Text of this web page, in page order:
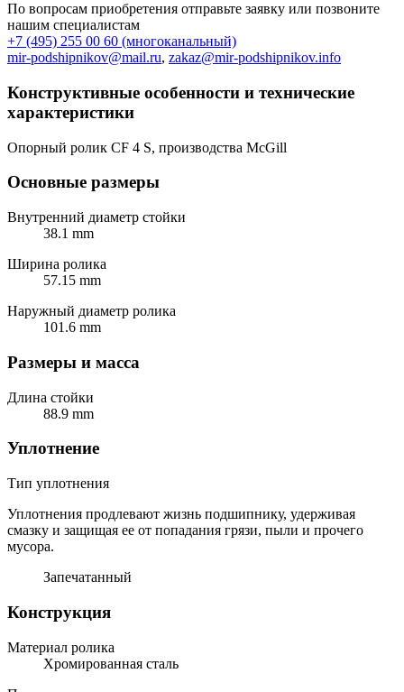
По вопросам приобретения отправьте заявку или позвоните
нашим специалистам
+7 (495) 255 00 60 (многоканальный)
mir-podshipnikov@mail.ru, zakaz@mir-podshipnikov.info
Конструктивные особенности и технические
характеристики
Опорный ролик CF 4 S, производства McGill
Основные размеры
Внутренний диаметр стойки
38.1 mm
Ширина ролика
57.15 mm
Наружный диаметр ролика
101.6 mm
Размеры и масса
Длина стойки
88.9 mm
Уплотнение
Тип уплотнения
Уплотнения продлевают жизнь подшипнику, удерживая
смазку и защищая ее от попадания грязи, пыли и прочего
мусора.
Запечатанный
Конструкция
Материал ролика
Хромированная сталь